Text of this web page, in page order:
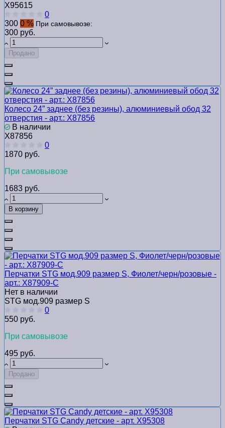
Х95615
0
300 0 % При самовывозе:
300 руб.
Продано
Колесо 24” заднее (без резины), алюминиевый обод 32
отверстия - арт.: Х87856
В наличии
Х87856
0
1870 руб.
При самовывозе
1683 руб.
В корзину
Перчатки STG мод.909 размер S, Фиолет/черн/розовые -
арт.: Х87909-С
Нет в наличии
STG мод.909 размер S
0
550 руб.
При самовывозе
495 руб.
Продано
Перчатки STG Candy детские - арт. Х95308